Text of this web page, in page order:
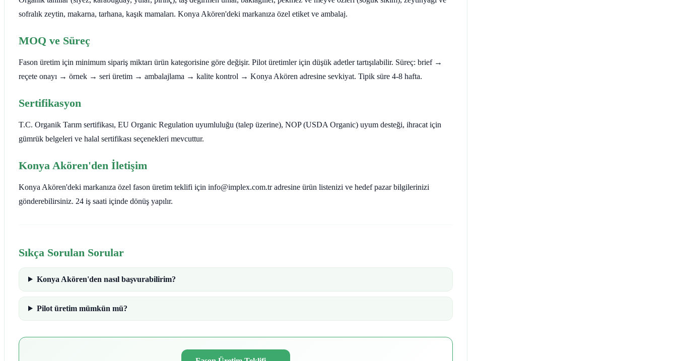
sofralık zeytin, makarna, tarhana, kaşık mamaları. Konya Akören'deki markanıza özel etiket ve ambalaj.
MOQ ve Süreç
Fason üretim için minimum sipariş miktarı ürün kategorisine göre değişir. Pilot üretimler için düşük adetler tartışılabilir. Süreç: brief →
reçete onayı → örnek → seri üretim → ambalajlama → kalite kontrol → Konya Akören adresine sevkiyat. Tipik süre 4-8 hafta.
Sertifikasyon
T.C. Organik Tarım sertifikası, EU Organic Regulation uyumluluğu (talep üzerine), NOP (USDA Organic) uyum desteği, ihracat için
gümrük belgeleri ve halal sertifikası seçenekleri mevcuttur.
Konya Akören'den İletişim
Konya Akören'deki markanıza özel fason üretim teklifi için info@implex.com.tr adresine ürün listenizi ve hedef pazar bilgilerinizi
gönderebilirsiniz. 24 iş saati içinde dönüş yapılır.
Sıkça Sorulan Sorular
Konya Akören'den nasıl başvurabilirim?
Pilot üretim mümkün mü?